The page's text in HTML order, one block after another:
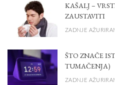
KAŠALJ –
ZAUSTAVITI
ZADNJE
ŠTO ZNAČE
TUMAČENJA)
ZADNJE